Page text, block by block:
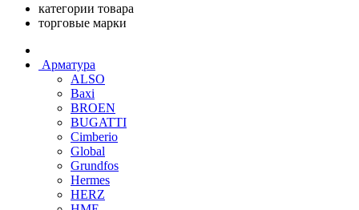
категории товара
торговые марки
Арматура
ALSO
Baxi
BROEN
BUGATTI
Cimberio
Global
Grundfos
Hermes
HERZ